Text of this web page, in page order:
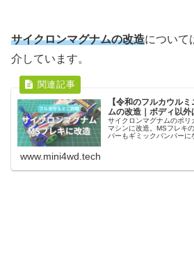
サイクロンマグナムの改造について
介しています。
【令和のフルカウル
ムの改造｜ボディ以外
サイクロンマグナムのポ
マシンに改造。MSフレキ
パーもギミックバンパーに
www.mini4wd.tech